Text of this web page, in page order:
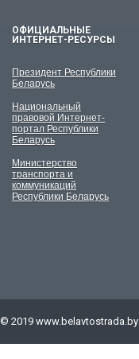
ОФИЦИАЛЬНЫЕ
ИНТЕРНЕТ-РЕСУРСЫ
Президент Республики
Беларусь
Национальный
правовой Интернет-
портал Республики
Беларусь
Министерство
транспорта и
коммуникаций
Республики Беларусь
© 2019 www.belavtostrada.by